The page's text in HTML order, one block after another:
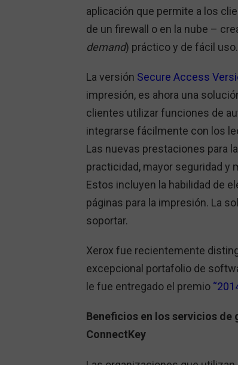
aplicación que permite a los
de un firewall o en la nube –
demand) práctico y de fácil uso.
La versión Secure Access
impresión, es ahora una
clientes utilizar funciones de
integrarse fácilmente con los
Las nuevas prestaciones para la
practicidad, mayor seguridad y
Estos incluyen la habilidad de
páginas para la impresión. La
soportar.
Xerox fue recientemente
excepcional portafolio de
le fue entregado el premio
Beneficios en los servicios
ConnectKey